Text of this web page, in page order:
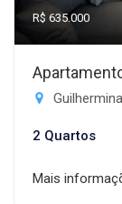
R$ 635.000
2 Quartos
Mais